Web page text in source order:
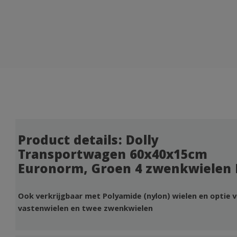
Product details: Dolly
Transportwagen 60x40x15cm
Euronorm, Groen 4 zwenkwielen
Ook verkrijgbaar met Polyamide (nylon) wielen en optie
vastenwielen en twee zwenkwielen